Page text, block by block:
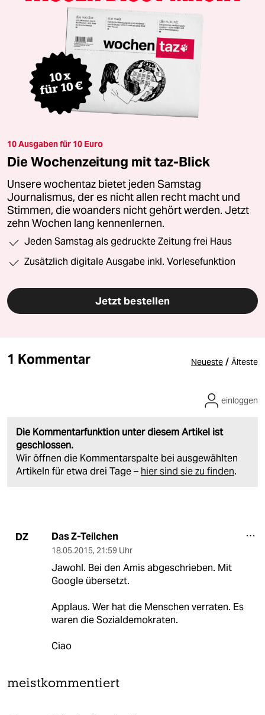
10 Ausgaben für 10 Euro
Die Wochenzeitung mit taz-Blick
Unsere wochentaz bietet jeden Samstag
Journalismus, der es nicht allen recht macht und
Stimmen, die woanders nicht gehört werden. Jetzt
zehn Wochen lang kennenlernen.
Jeden Samstag als gedruckte Zeitung frei Haus
Zusätzlich digitale Ausgabe inkl. Vorlesefunktion
Jetzt bestellen
1 Kommentar Neueste / Älteste
Die Kommentarfunktion unter diesem Artikel ist
geschlossen.
Wir öffnen die Kommentarspalte bei ausgewählten
Artikeln für etwa drei Tage – hier sind sie zu finden.
einloggen
DZ Das Z-Teilchen
18.05.2015, 21:59 Uhr
Jawohl. Bei den Amis abgeschrieben. Mit
Google übersetzt.
Applaus. Wer hat die Menschen verraten. Es
waren die Sozialdemokraten.
Ciao
meistkommentiert